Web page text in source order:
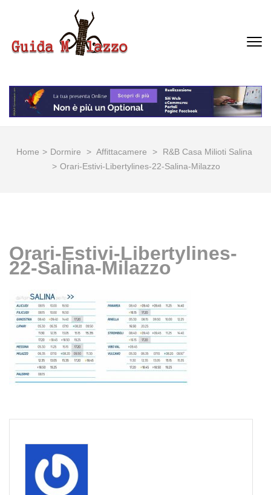
(premi
GUIDA MILAZZO
Home > Dormire > Affittacamere >
R&B Casa Milioti Salina
> Orari-Estivi-Libertylines-22-Salina-Milazzo
Orari-Estivi-Libertylines-
22-Salina-Milazzo